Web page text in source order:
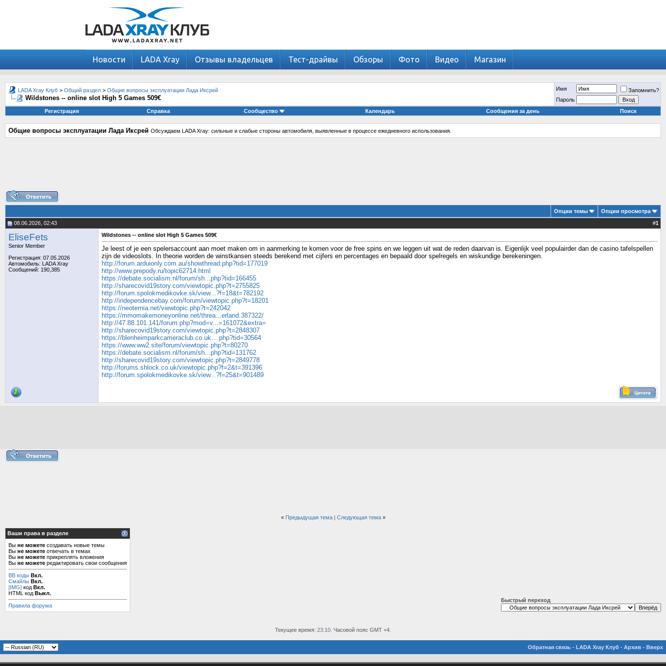
Новости LADA Xray Отзывы владельцев Тест-драйвы Обзоры Фото Видео Магазин
LADA Xray Клуб > Общий раздел > Общие вопросы эксплуатации Лада Иксрей
Wildstones -- online slot High 5 Games 509€
Имя
Запомнить?
Пароль
Регистрация
Справка Сообщество Календарь Сообщения за день Поиск
Общие вопросы эксплуатации Лада Иксрей Обсуждаем LADA Xray: сильные и слабые стороны автомобиля, выявленные в процессе ежедневного использования.
Опции темы
Опции просмотра
08.06.2026, 02:43
#1
EliseFets
Senior Member
Регистрация: 07.05.2026
Автомобиль: LADA Xray
Сообщений: 190,385
Wildstones -- online slot High 5 Games 509€
Je leest of je een spelersaccount aan moet maken om in aanmerking te komen voor de free spins en we leggen uit wat de reden daarvan is. Eigenlijk veel populairder dan de casino tafelspellen
zijn de videoslots. In theorie worden de winstkansen steeds berekend met cijfers en percentages en bepaald door spelregels en wiskundige berekeningen.
http://forum.arduionly.com.au/showthread.php?tid=177019
http://www.prepody.ru/topic62714.html
https://debate.socialism.nl/forum/sh...php?tid=166455
http://sharecovid19story.com/viewtopic.php?t=2755825
http://forum.spolokmedikovke.sk/view...?f=18&t=782192
http://independencebay.com/forum/viewtopic.php?t=18201
https://neoternia.net/viewtopic.php?t=242042
https://mmomakemoneyonline.net/threa...erland.387322/
http://47.88.101.141/forum.php?mod=v...=161072&extra=
http://sharecovid19story.com/viewtopic.php?t=2848307
https://blenheimparkcameraclub.co.uk....php?tid=30564
https://www.ww2.site/forum/viewtopic.php?t=80270
https://debate.socialism.nl/forum/sh...php?tid=131762
http://sharecovid19story.com/viewtopic.php?t=2849778
http://forums.shlock.co.uk/viewtopic.php?f=2&t=391396
http://forum.spolokmedikovke.sk/view...?f=25&t=901489
« Предыдущая тема| Следующая тема »
Ваши права в разделе
Вы не можете создавать новые темы
Вы не можете отвечать в темах
Вы не можете прикреплять вложения
Вы не можете редактировать свои сообщения
BB коды Вкл.
Смайлы Вкл.
[IMG] код Вкл.
HTML код Выкл.
Правила форума
Быстрый переход
Текущее время: 23:10 . Часовой пояс GMT +4.
Обратная связь - LADA Xray Клуб - Архив - Вверх